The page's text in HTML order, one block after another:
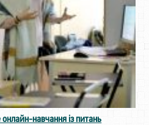
онлайн-навчання із питань